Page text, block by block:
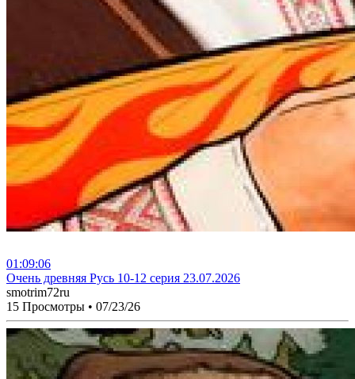
01:09:06
⁣Очень древняя Русь 10-12 серия 23.07.2026
smotrim72ru
15 Просмотры • 07/23/26